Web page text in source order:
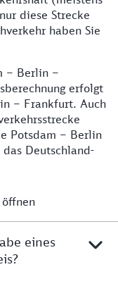
diese Strecke
haben Sie
– Berlin –
erfolgt
– Frankfurt. Auch
Potsdam – Berlin
Deutschland-
eines